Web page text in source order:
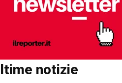
notizie